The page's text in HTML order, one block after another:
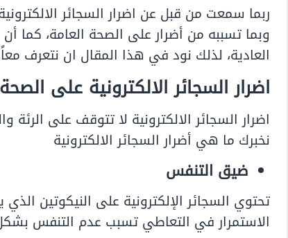
ربما سمعت من قبل عن اضرار السجائر
وبما تسببه من أضرار على الصحة العامة، كما
العادية، لذلك نود في هذا المقال ان نتعرف
اضرار السجائر الالكترونية على
اضرار السجائر الالكترونية لا تتوقف على
نخبرك ما هي أضرار السجائر الالكترونية
ضيق التنفس
تحتوي السجائر الإلكترونية على النيكوتين
الاستمرار في التعاطي تسبب عدم التنفس